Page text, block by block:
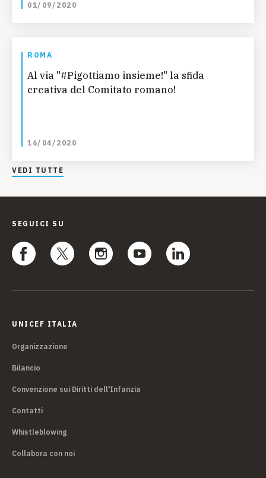
01/09/2020
ROMA
Al via "#Pigottiamo insieme!" la sfida
creativa del Comitato romano!
16/04/2020
VEDI TUTTE
SEGUICI SU
UNICEF ITALIA
Organizzazione
Bilancio
Convenzione sui Diritti dell'Infanzia
Contatti
Whistleblowing
Collabora con noi